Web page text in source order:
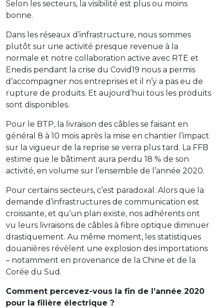
Selon les secteurs, la visibilité est plus ou moins
bonne.
Dans les réseaux d’infrastructure, nous sommes
plutôt sur une activité presque revenue à la
normale et notre collaboration active avec RTE et
Enedis pendant la crise du Covid19 nous a permis
d’accompagner nos entreprises et il n’y a pas eu de
rupture de produits. Et aujourd’hui tous les produits
sont disponibles.
Pour le BTP, la livraison des câbles se faisant en
général 8 à 10 mois après la mise en chantier l’impact
sur la vigueur de la reprise se verra plus tard. La FFB
estime que le bâtiment aura perdu 18 % de son
activité, en volume sur l’ensemble de l’année 2020.
Pour certains secteurs, c’est paradoxal. Alors que la
demande d’infrastructures de communication est
croissante, et qu’un plan existe, nos adhérents ont
vu leurs livraisons de câbles à fibre optique diminuer
drastiquement. Au même moment, les statistiques
douanières révèlent une explosion des importations
– notamment en provenance de la Chine et de la
Corée du Sud.
Comment percevez-vous la fin de l’année 2020
pour la filière électrique ?